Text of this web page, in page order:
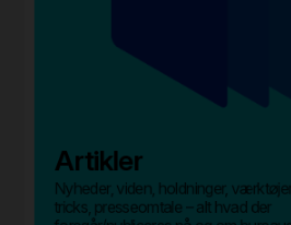
Artikler
Nyheder, viden, holdninger,
tricks, presseomtale – alt hvad der